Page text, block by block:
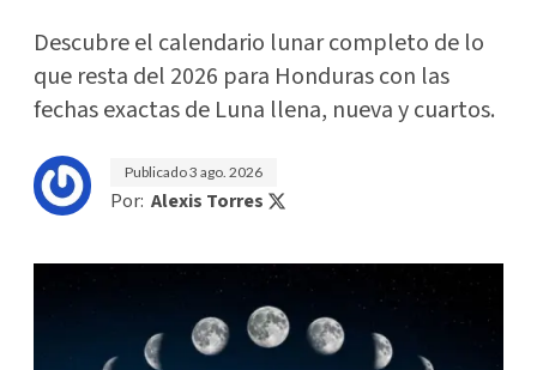
Descubre el calendario lunar completo de lo
que resta del 2026 para Honduras con las
fechas exactas de Luna llena, nueva y cuartos.
Publicado3 ago. 2026
Por: Alexis Torres